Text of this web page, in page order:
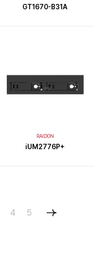
GT1670-B31A
RAIDON
iUM2776P+
4 5